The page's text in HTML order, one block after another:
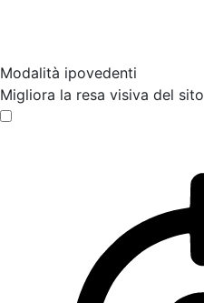
Modalità ipovedenti
Migliora la resa visiva del sito